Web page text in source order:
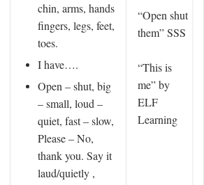
chin, arms, hands
fingers, legs, feet,
toes.
I have….
Open – shut, big
– small, loud –
quiet, fast – slow,
Please – No,
thank you. Say it
laud/quietly ,
“Open shut
them” SSS
“This is
me” by
ELF
Learning